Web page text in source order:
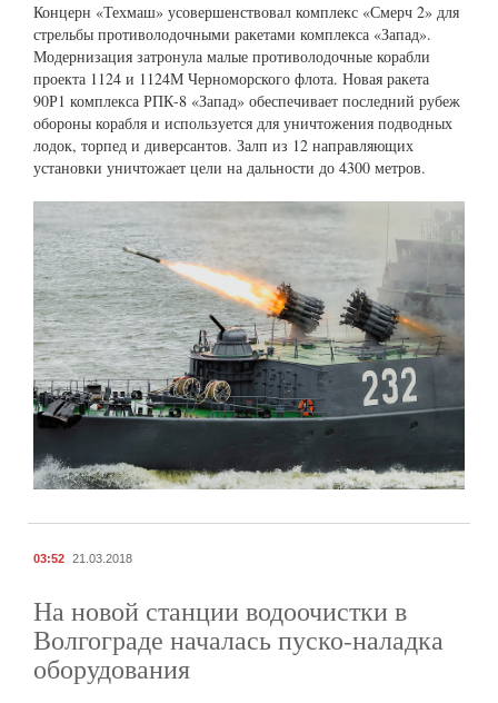
Концерн «Техмаш» усовершенствовал комплекс «Смерч 2» для
стрельбы противолодочными ракетами комплекса «Запад».
Модернизация затронула малые противолодочные корабли
проекта 1124 и 1124М Черноморского флота. Новая ракета
90Р1 комплекса РПК-8 «Запад» обеспечивает последний рубеж
обороны корабля и используется для уничтожения подводных
лодок, торпед и диверсантов. Залп из 12 направляющих
установки уничтожает цели на дальности до 4300 метров.
03:52 21.03.2018
На новой станции водоочистки в
Волгограде началась пуско-наладка
оборудования